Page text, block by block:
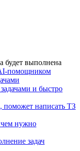
будет выполнена
помощником
и быстро
поможет написать ТЗ
чем нужно
задач